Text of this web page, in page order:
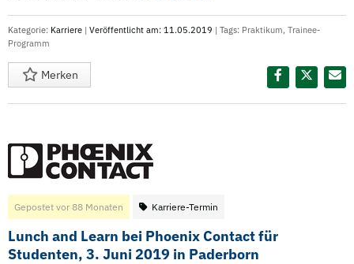
Kategorie: Karriere | Veröffentlicht am: 11.05.2019 | Tags: Praktikum, Trainee-
Programm
Merken
Gepostet vor 88 Monaten Karriere-Termin
Lunch and Learn bei Phoenix Contact für
Studenten, 3. Juni 2019 in Paderborn